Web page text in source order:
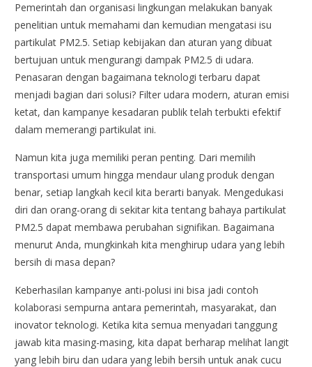
Pemerintah dan organisasi lingkungan melakukan banyak
penelitian untuk memahami dan kemudian mengatasi isu
partikulat PM2.5. Setiap kebijakan dan aturan yang dibuat
bertujuan untuk mengurangi dampak PM2.5 di udara.
Penasaran dengan bagaimana teknologi terbaru dapat
menjadi bagian dari solusi? Filter udara modern, aturan emisi
ketat, dan kampanye kesadaran publik telah terbukti efektif
dalam memerangi partikulat ini.
Namun kita juga memiliki peran penting. Dari memilih
transportasi umum hingga mendaur ulang produk dengan
benar, setiap langkah kecil kita berarti banyak. Mengedukasi
diri dan orang-orang di sekitar kita tentang bahaya partikulat
PM2.5 dapat membawa perubahan signifikan. Bagaimana
menurut Anda, mungkinkah kita menghirup udara yang lebih
bersih di masa depan?
Keberhasilan kampanye anti-polusi ini bisa jadi contoh
kolaborasi sempurna antara pemerintah, masyarakat, dan
inovator teknologi. Ketika kita semua menyadari tanggung
jawab kita masing-masing, kita dapat berharap melihat langit
yang lebih biru dan udara yang lebih bersih untuk anak cucu